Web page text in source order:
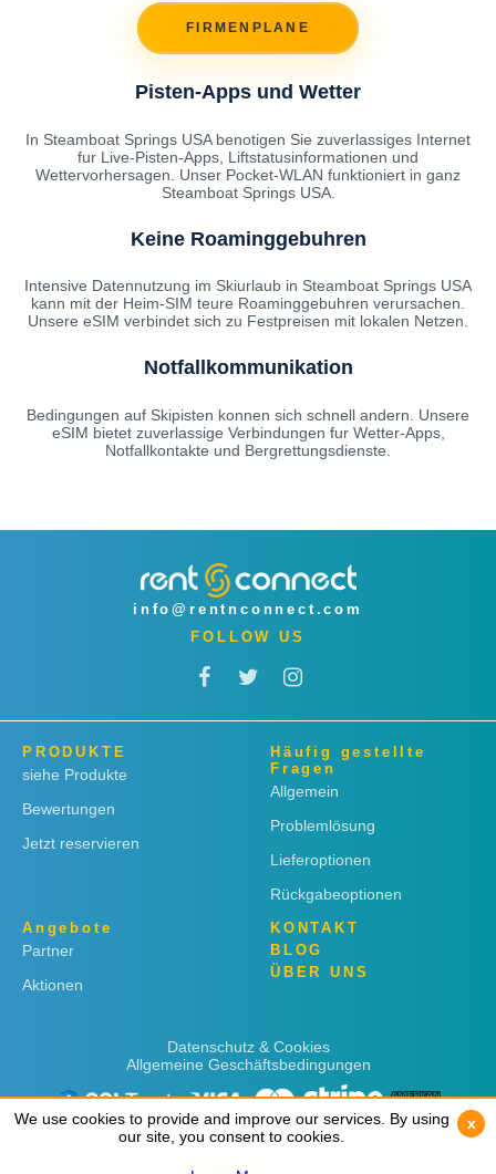
FIRMENPLANE
Pisten-Apps und Wetter
In Steamboat Springs USA benotigen Sie zuverlassiges Internet
fur Live-Pisten-Apps, Liftstatusinformationen und
Wettervorhersagen. Unser Pocket-WLAN funktioniert in ganz
Steamboat Springs USA.
Keine Roaminggebuhren
Intensive Datennutzung im Skiurlaub in Steamboat Springs USA
kann mit der Heim-SIM teure Roaminggebuhren verursachen.
Unsere eSIM verbindet sich zu Festpreisen mit lokalen Netzen.
Notfallkommunikation
Bedingungen auf Skipisten konnen sich schnell andern. Unsere
eSIM bietet zuverlassige Verbindungen fur Wetter-Apps,
Notfallkontakte und Bergrettungsdienste.
info@rentnconnect.com
FOLLOW US
PRODUKTE
siehe Produkte
Bewertungen
Jetzt reservieren
Häufig gestellte
Fragen
Allgemein
Problemlösung
Lieferoptionen
Rückgabeoptionen
Angebote
Partner
Aktionen
KONTAKT
BLOG
ÜBER UNS
Datenschutz & Cookies
Allgemeine Geschäftsbedingungen
We use cookies to provide and improve our services. By using
our site, you consent to cookies.
x
We use cookies to provide and improve our services. By using
our site, you consent to cookies.
x